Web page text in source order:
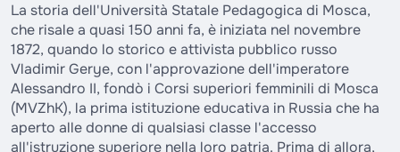
La storia dell'Università Statale Pedagogica di Mosca,
che risale a quasi 150 anni fa, è iniziata nel novembre
1872, quando lo storico e attivista pubblico russo
Vladimir Gerye, con l'approvazione dell'imperatore
Alessandro II, fondò i Corsi superiori femminili di Mosca
(MVZhK), la prima istituzione educativa in Russia che ha
aperto alle donne di qualsiasi classe l'accesso
all'istruzione superiore nella loro patria. Prima di allora,